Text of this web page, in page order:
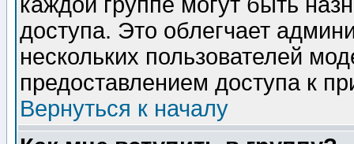
доступа. Это облегчает
нескольких пользователей
предоставлением доступа к
Вернуться к началу